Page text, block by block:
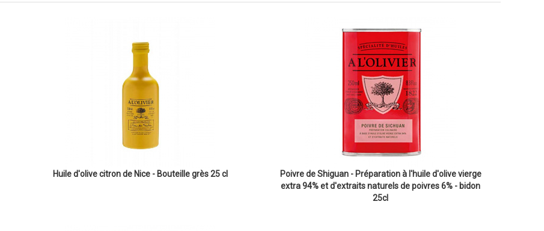
Huile d'olive citron de Nice - Bouteille grès 25 cl
Poivre de Shiguan - Préparation à l'huile d'olive vierge
extra 94% et d'extraits naturels de poivres 6% - bidon
25cl